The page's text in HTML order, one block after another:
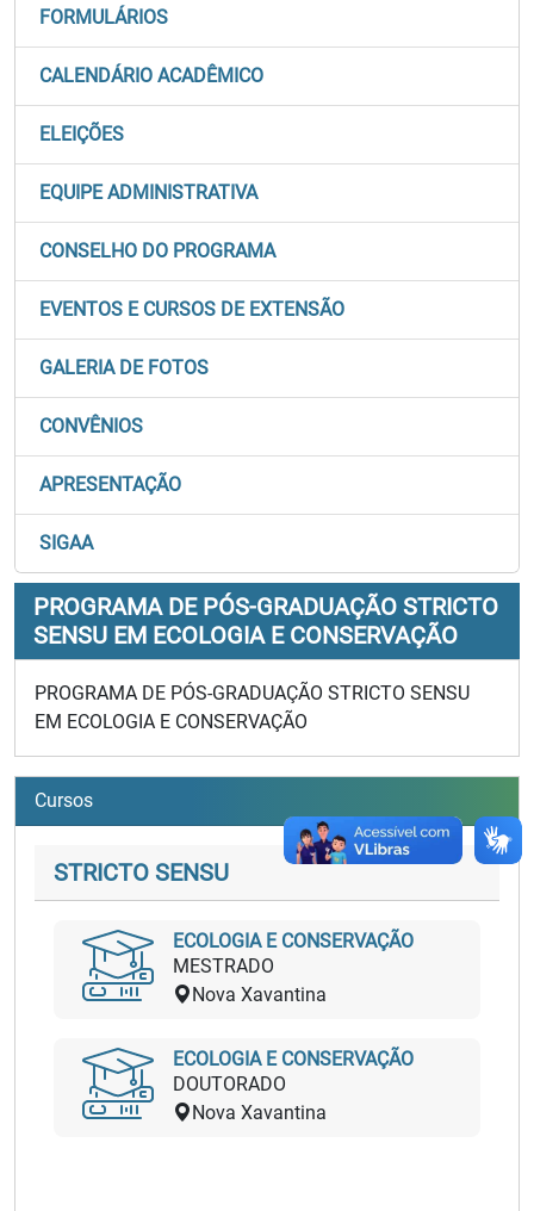
FORMULÁRIOS
CALENDÁRIO ACADÊMICO
ELEIÇÕES
EQUIPE ADMINISTRATIVA
CONSELHO DO PROGRAMA
EVENTOS E CURSOS DE EXTENSÃO
GALERIA DE FOTOS
CONVÊNIOS
APRESENTAÇÃO
SIGAA
PROGRAMA DE PÓS-GRADUAÇÃO STRICTO
SENSU EM ECOLOGIA E CONSERVAÇÃO
PROGRAMA DE PÓS-GRADUAÇÃO STRICTO SENSU
EM ECOLOGIA E CONSERVAÇÃO
Cursos
STRICTO SENSU
ECOLOGIA E CONSERVAÇÃO
MESTRADO
Nova Xavantina
ECOLOGIA E CONSERVAÇÃO
DOUTORADO
Nova Xavantina